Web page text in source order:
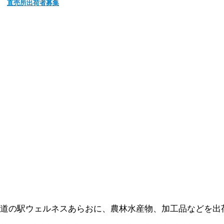
直売所出荷者募集
道の駅ウェルネスあらおに、農林水産物、加工品などを出